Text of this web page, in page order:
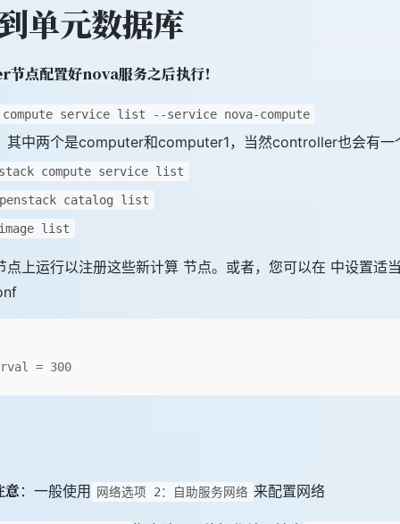
单元数据库
点配置好nova服务之后执行！
compute service list --service nova-compute
其中两个是computer和computer1，当然controller也会有一
compute service list
catalog list
list
点上运行以注册这些新计算 节点。或者，您可以在 中设置
= 300
意 ：一般使用 网络选项 2：自助服务网络 来配置网络